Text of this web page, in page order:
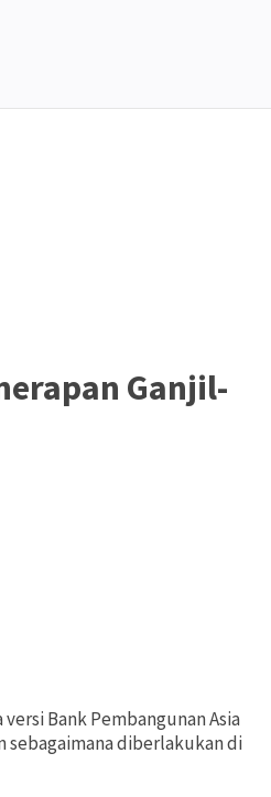
Ganjil-
Bank Pembangunan Asia
sebagaimana diberlakukan di